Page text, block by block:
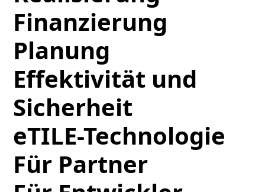
Finanzierung
Planung
Effektivität und
Sicherheit
eTILE-Technologie
Für Partner